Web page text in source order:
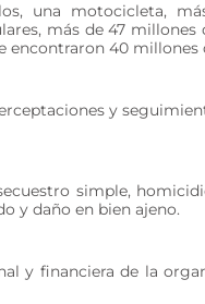
una motocicleta,
más de 47
40 millones
y
simple,
y daño en bien ajeno.
y financiera de la